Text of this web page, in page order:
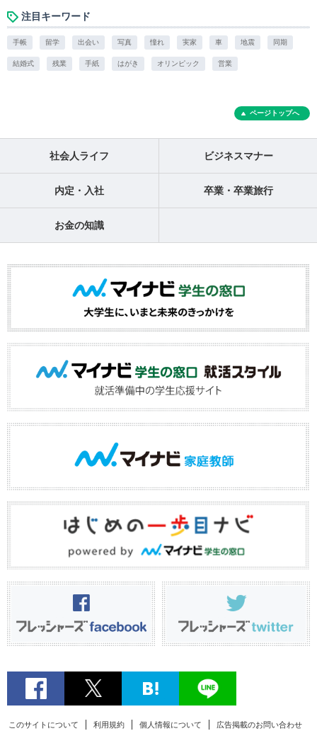
注目キーワード
手帳 留学 出会い 写真 憧れ 実家 車 地震 同期
結婚式 残業 手紙 はがき オリンピック 営業
ページトップへ
社会人ライフ ビジネスマナー
内定・入社 卒業・卒業旅行
お金の知識
このサイトについて 利用規約 個人情報について 広告掲載のお問い合わせ